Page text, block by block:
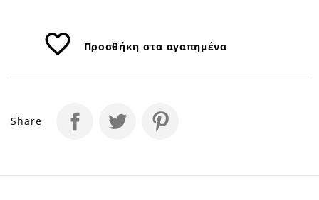
favorite_border Προσθήκη στα αγαπημένα
Share